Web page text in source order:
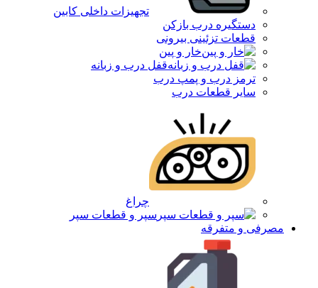
تجهیزات داخلی کابین
دستگیره درب بازکن
قطعات تزئینی بیرونی
خار و پین
قفل درب و زبانه
ترمز درب و پمپ درب
سایر قطعات درب
چراغ
سپر و قطعات سپر
مصرفی و متفرقه